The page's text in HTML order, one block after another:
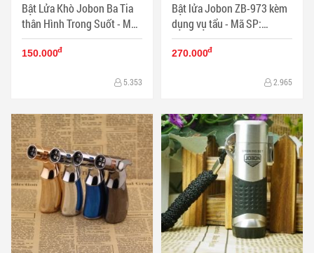
Bật Lửa Khò Jobon Ba Tia
thân Hình Trong Suốt - Mã
SP: BL11356
150.000đ
5.353
Bật lửa Jobon ZB-973 kèm
dụng vụ tẩu - Mã SP:
BL11348
270.000đ
2.965